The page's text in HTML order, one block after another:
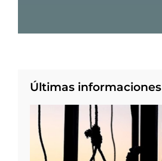
Últimas informaciones